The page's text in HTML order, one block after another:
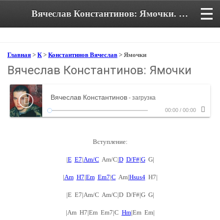
Вячеслав Константинов: Ямочки. Аккорды и текст песни
Главная > К> Константинов Вячеслав > Ямочки
Вячеслав Константинов: Ямочки
Вячеслав Константинов - загрузка
00:00 / 00:00
Вступление:
|E E7|Am/C Am/C|D D/F#|GG|
|Am H7|Em Em7|C Am|Hsus4H7|
|E E7|Am/C Am/C|D D/F#|G G|
|Am H7|Em Em7|C Hm|Em Em|